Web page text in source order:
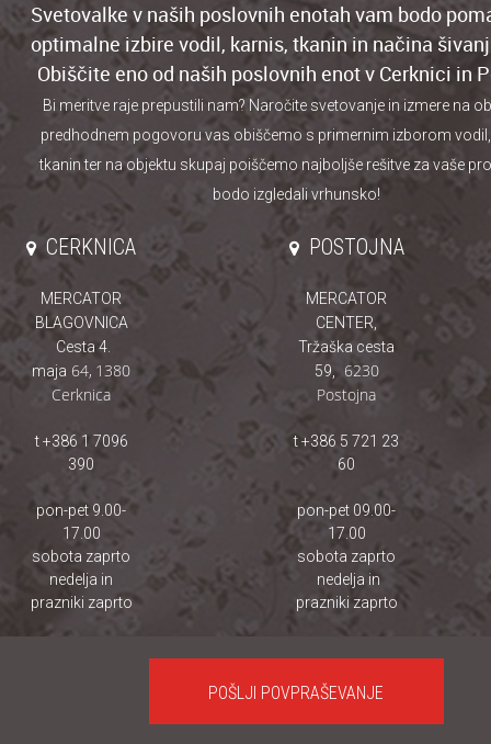
Svetovalke v naših poslovnih enotah vam bodo
optimalne izbire vodil, karnis, tkanin in načina
Obiščite eno od naših poslovnih enot v Cerknici in
Bi meritve raje prepustili nam? Naročite svetovanjein izmere na
predhodnem pogovoru vas obiščemo s primernim izborom
tkanin ter na objektu skupaj poiščemo najboljše rešitve za vaše
bodo izgledali vrhunsko!
CERKNICA
MERCATOR
BLAGOVNICA
Cesta 4.
maja 64, 1380
Cerknica
t +386 1 7096
390
pon-pet 9.00-
17.00
sobota zaprto
nedelja in
prazniki zaprto
POSTOJNA
MERCATOR
CENTER,
Tržaška cesta
59,
6230
Postojna
t +386 5 721 23
60
pon-pet 09.00-
17.00
sobota zaprto
nedelja in
prazniki zaprto
POŠLJI POVPRAŠEVANJE